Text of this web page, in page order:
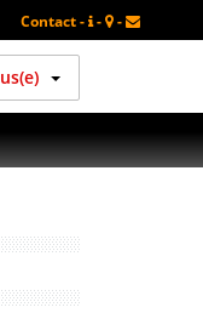
Contact - - -